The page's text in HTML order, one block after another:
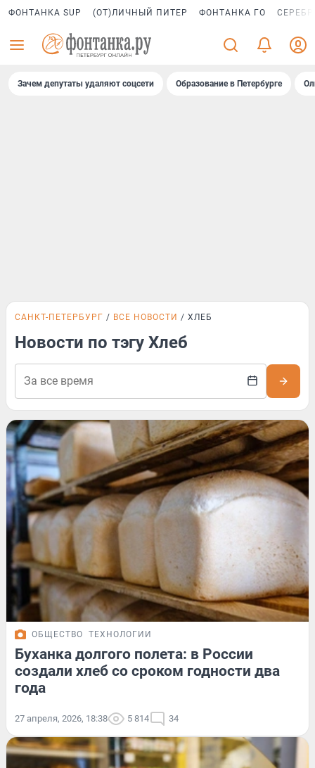
ФОНТАНКА SUP (ОТ)ЛИЧНЫЙ ПИТЕР ФОНТАНКА ГО
Зачем депутаты удаляют соцсети Образование в Петербурге
САНКТ-ПЕТЕРБУРГ ВСЕ НОВОСТИ ХЛЕБ
Новости по тэгу Хлеб
ОБЩЕСТВО ТЕХНОЛОГИИ
Буханка долгого полета: в России
создали хлеб со сроком годности два
года
27 апреля, 2026, 18:38 5 814 34